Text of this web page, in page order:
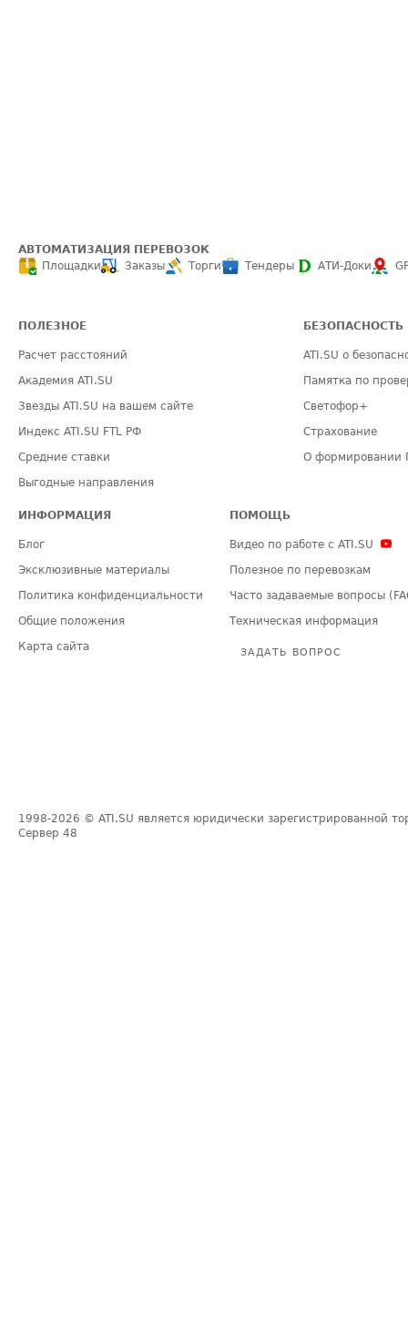
АВТОМАТИЗАЦИЯ ПЕРЕВОЗОК
Площадки
Заказы Торги Тендеры АТИ-Доки
ПОЛЕЗНОЕ
Расчет расстояний
Академия ATI.SU
Звезды ATI.SU на вашем сайте
Индекс ATI.SU FTL РФ
Средние ставки
Выгодные направления
БЕЗОПАСНОСТЬ
ATI.SU о
Памятка по
Светофор+
Страхование
О формировании
ИНФОРМАЦИЯ
Блог
Эксклюзивные материалы
Политика конфиденциальности
Общие положения
Карта сайта
ПОМОЩЬ
Видео по работе с ATI.SU
Полезное по перевозкам
Часто задаваемые вопросы
Техническая информация
ЗАДАТЬ ВОПРОС
1998-2026 © ATI.SU является юридически зарегистрированной
Сервер 48